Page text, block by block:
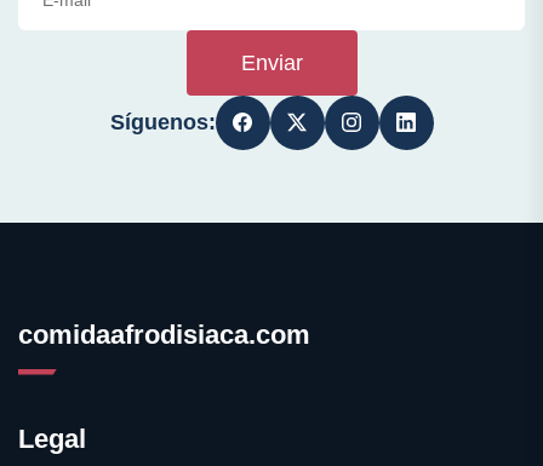
Enviar
Síguenos:
comidaafrodisiaca.com
Legal